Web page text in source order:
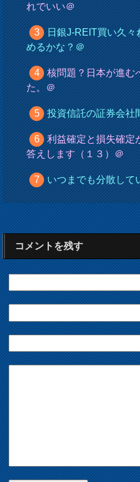
れでいい＠
日銀J-REIT買い久
めるかな？＠
核問題？日本が進む
た。＠
投資信託の証券会社
利益確定と損失確定
答えします（１３）＠
いつまでも分散して
コメントを残す